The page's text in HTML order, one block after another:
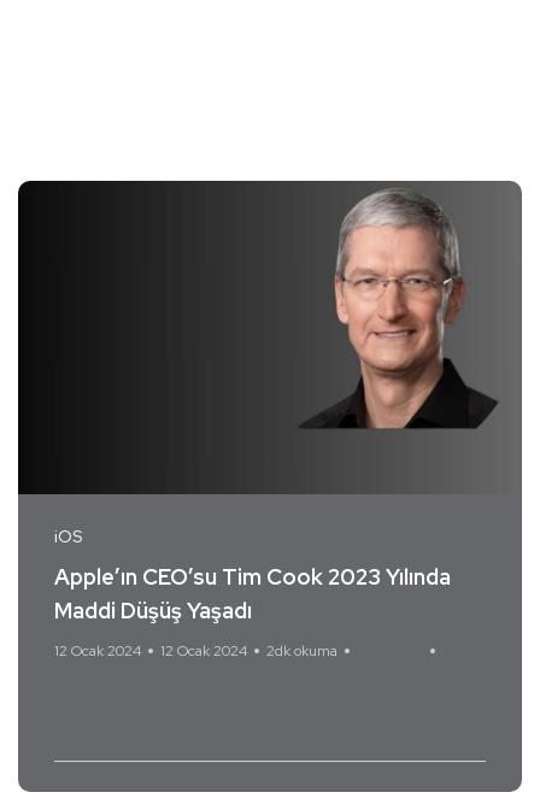
iOS
Apple’ın CEO’su Tim Cook 2023 Yılında
Maddi Düşüş Yaşadı
12 Ocak 2024 12 Ocak 2024 2dk okuma